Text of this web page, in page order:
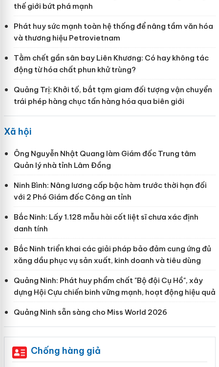
thế giới bứt phá mạnh
Phát huy sức mạnh toàn hệ thống để nâng tầm văn hóa
và thương hiệu Petrovietnam
Tằm chết gần sân bay Liên Khương: Có hay không tác
động từ hóa chất phun khử trùng?
Quảng Trị: Khởi tố, bắt tạm giam đối tượng vận chuyển
trái phép hàng chục tấn hàng hóa qua biên giới
Xã hội
Ông Nguyễn Nhật Quang làm Giám đốc Trung tâm
Quản lý nhà tỉnh Lâm Đồng
Ninh Bình: Nâng lương cấp bậc hàm trước thời hạn đối
với 2 Phó Giám đốc Công an tỉnh
Bắc Ninh: Lấy 1.128 mẫu hài cốt liệt sĩ chưa xác định
danh tính
Bắc Ninh triển khai các giải pháp bảo đảm cung ứng đủ
xăng dầu phục vụ sản xuất, kinh doanh và tiêu dùng
Quảng Ninh: Phát huy phẩm chất "Bộ đội Cụ Hồ", xây
dựng Hội Cựu chiến binh vững mạnh, hoạt động hiệu quả
Quảng Ninh sẵn sàng cho Miss World 2026
Chống hàng giả